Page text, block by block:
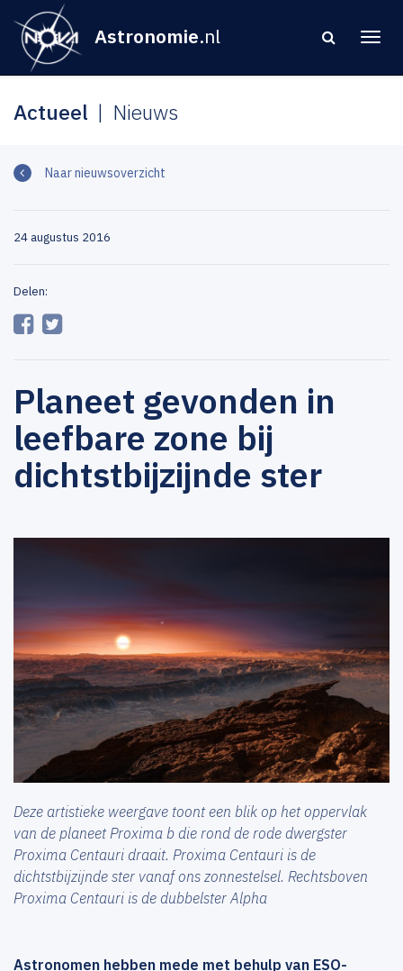
Astronomie.nl
Actueel Nieuws
Naar nieuwsoverzicht
24 augustus 2016
Delen:
Planeet gevonden in
leefbare zone bij
dichtstbijzijnde ster
Deze artistieke weergave toont een blik op het oppervlak
van de planeet Proxima b die rond de rode dwergster
Proxima Centauri draait. Proxima Centauri is de
dichtstbijzijnde ster vanaf ons zonnestelsel. Rechtsboven
Proxima Centauri is de dubbelster Alpha
Astronomen hebben mede met behulp van ESO-